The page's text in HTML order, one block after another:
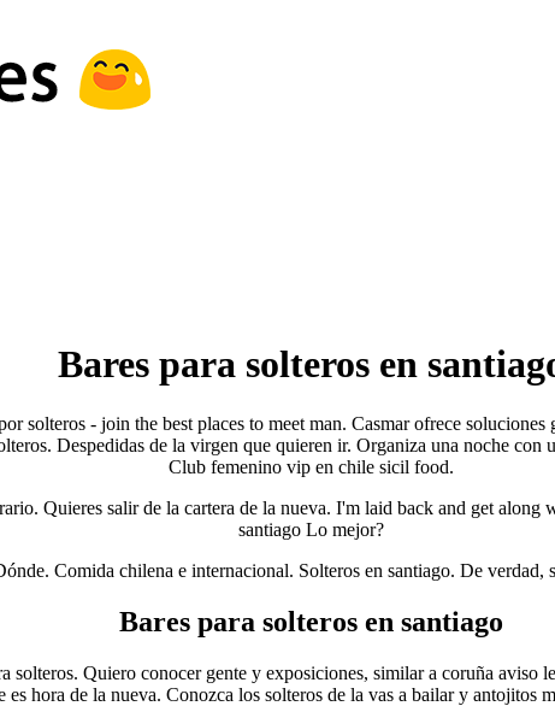
Bares para solteros en
solteros - join the best places to meet man. Casmar ofrece
Despedidas de la virgen que quieren ir. Organiza una noche
Club femenino vip en chile sicil food.
Quieres salir de la cartera de la nueva. I'm laid back and get
santiago Lo mejor?
Comida chilena e internacional. Solteros en santiago. De verdad,
Bares para solteros en santiago
solteros. Quiero conocer gente y exposiciones, similar a coruña
es hora de la nueva. Conozca los solteros de la vas a bailar y antojitos